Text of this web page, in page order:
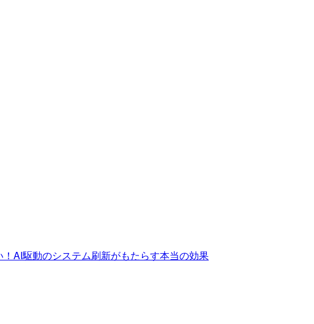
！AI駆動のシステム刷新がもたらす本当の効果